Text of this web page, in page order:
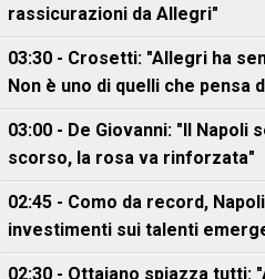
rassicurazioni da Allegri"
03:30 - Crosetti: "Allegri ha
Non è uno di quelli che pensa
03:00 - De Giovanni: "Il Napoli
scorso, la rosa va rinforzata"
02:45 - Como da record,
investimenti sui talenti
02:30 - Ottaiano spiazza tutti: